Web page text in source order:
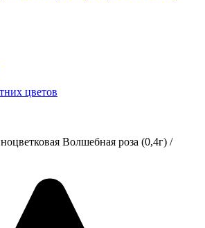
цветов
Волшебная роза (0,4г) /